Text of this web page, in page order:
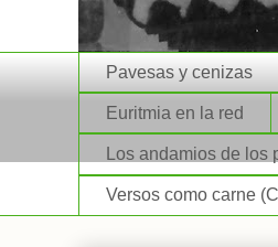
Pavesas y cenizas
Euritmia en la red
Los andamios de los
Versos como carne